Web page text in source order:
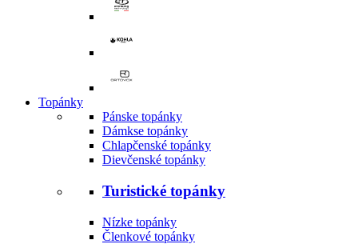
Topánky
Pánske topánky
Dámkse topánky
Chlapčenské topánky
Dievčenské topánky
Turistické topánky
Nízke topánky
Členkové topánky